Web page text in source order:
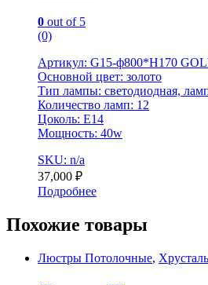
0 out of 5
(0)
Артикул: G15-ф800*H170
Основной цвет: золото
Тип лампы: светодиодная,
Количество ламп: 12
Цоколь: E14
Мощность: 40w
SKU: n/a
37,000 ₽
Подробнее
Похожие товары
Люстры Потолочные,